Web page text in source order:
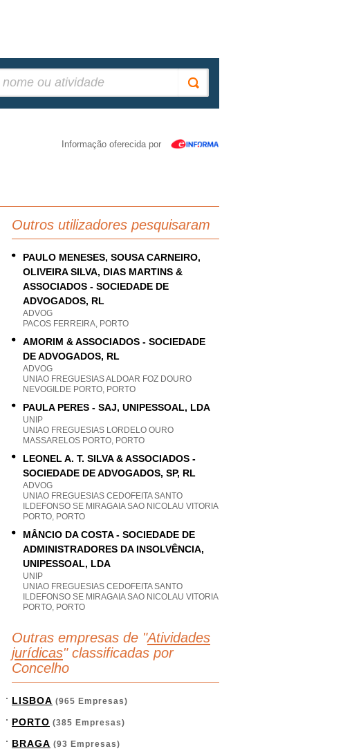
Informação oferecida por
Outros utilizadores pesquisaram
PAULO MENESES, SOUSA CARNEIRO,
OLIVEIRA SILVA, DIAS MARTINS &
ASSOCIADOS - SOCIEDADE DE
ADVOGADOS, RL
ADVOG
PACOS FERREIRA, PORTO
AMORIM & ASSOCIADOS - SOCIEDADE
DE ADVOGADOS, RL
ADVOG
UNIAO FREGUESIAS ALDOAR FOZ DOURO
NEVOGILDE PORTO, PORTO
PAULA PERES - SAJ, UNIPESSOAL, LDA
UNIP
UNIAO FREGUESIAS LORDELO OURO
MASSARELOS PORTO, PORTO
LEONEL A. T. SILVA & ASSOCIADOS -
SOCIEDADE DE ADVOGADOS, SP, RL
ADVOG
UNIAO FREGUESIAS CEDOFEITA SANTO
ILDEFONSO SE MIRAGAIA SAO NICOLAU VITORIA
PORTO, PORTO
MÂNCIO DA COSTA - SOCIEDADE DE
ADMINISTRADORES DA INSOLVÊNCIA,
UNIPESSOAL, LDA
UNIP
UNIAO FREGUESIAS CEDOFEITA SANTO
ILDEFONSO SE MIRAGAIA SAO NICOLAU VITORIA
PORTO, PORTO
Outras empresas de "Atividades
jurídicas" classificadas por
Concelho
LISBOA (965 Empresas)
PORTO (385 Empresas)
BRAGA (93 Empresas)